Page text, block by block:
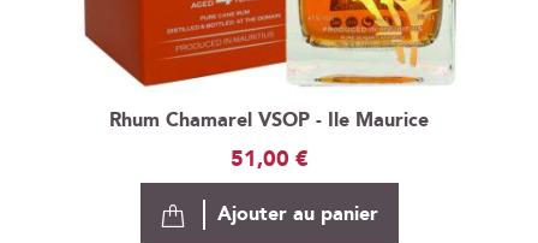
Rhum Chamarel VSOP - Ile Maurice
51,00 €
Ajouter au panier